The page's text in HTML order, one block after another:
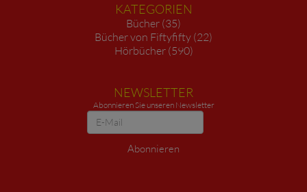
KATEGORIEN
Bücher (35)
Bücher von Fiftyfifty (22)
Hörbücher (590)
NEWSLETTER
Abonnieren Sie unseren Newsletter
Newsletter
Abonnieren